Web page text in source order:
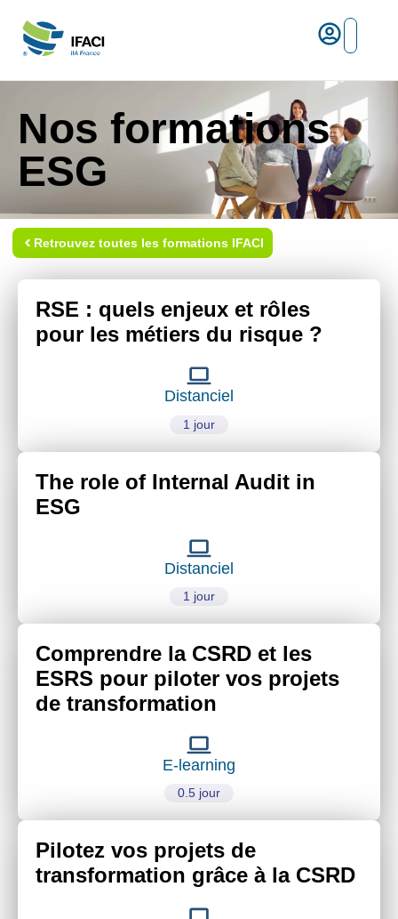
Nos formations
ESG
Retrouvez toutes les formations IFACI
RSE : quels enjeux et rôles
pour les métiers du risque ?
Distanciel
1 jour
The role of Internal Audit in
ESG
Distanciel
1 jour
Comprendre la CSRD et les
ESRS pour piloter vos projets
de transformation
E-learning
0.5 jour
Pilotez vos projets de
transformation grâce à la CSRD